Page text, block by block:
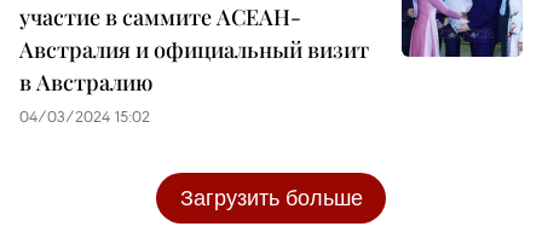
участие в саммите АСЕАН-
Австралия и официальный визит
в Австралию
04/03/2024 15:02
Загрузить больше